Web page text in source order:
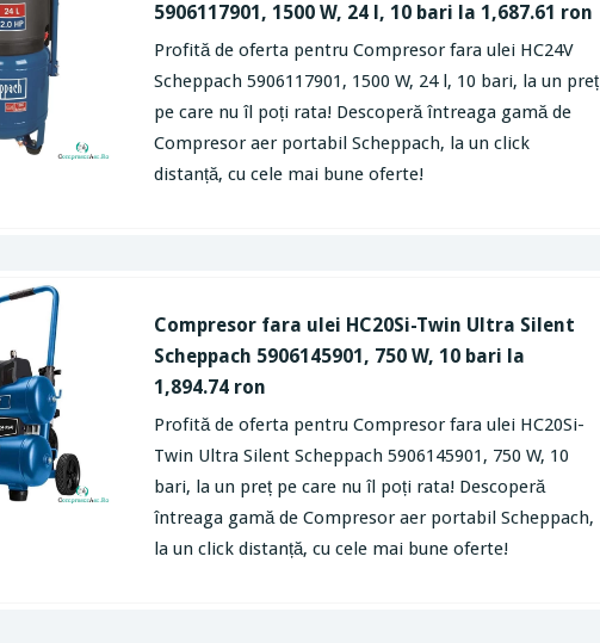
5906117901, 1500 W, 24 l, 10 bari la 1,687.61 ron
Profită de oferta pentru Compresor fara ulei HC24V
Scheppach 5906117901, 1500 W, 24 l, 10 bari, la un preț
pe care nu îl poți rata! Descoperă întreaga gamă de
Compresor aer portabil Scheppach, la un click
distanță, cu cele mai bune oferte!
Compresor fara ulei HC20Si-Twin Ultra Silent
Scheppach 5906145901, 750 W, 10 bari la
1,894.74 ron
Profită de oferta pentru Compresor fara ulei HC20Si-
Twin Ultra Silent Scheppach 5906145901, 750 W, 10
bari, la un preț pe care nu îl poți rata! Descoperă
întreaga gamă de Compresor aer portabil Scheppach,
la un click distanță, cu cele mai bune oferte!